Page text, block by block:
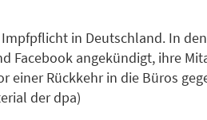
in Deutschland. In
Facebook angekündigt, ihre
einer Rückkehr in die Büros
der dpa)